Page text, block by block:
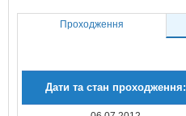
Проходження
Дати та стан проходження: